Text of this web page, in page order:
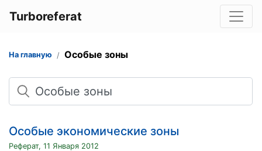
Turboreferat
На главную Особые зоны
Поиск
Особые экономические зоны
Реферат, 11 Января 2012